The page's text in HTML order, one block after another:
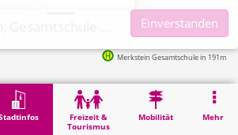
Freizeit &
Tourismus
Mobilität Mehr
Merkstein Gesamtschule in 191m
Herzogenrath, Gesamtschule Merkstein
Einverstanden